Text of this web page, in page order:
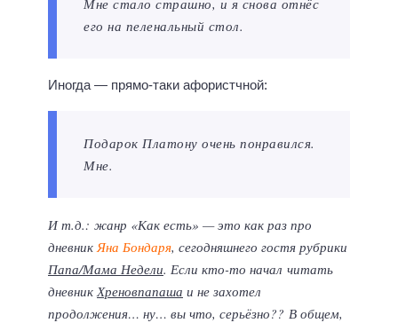
Мне стало страшно, и я снова отнёс
его на пеленальный стол.
Иногда — прямо-таки афористчной:
Подарок Платону очень понравился.
Мне.
И т.д.: жанр «Как есть» — это как раз про
дневник Яна Бондаря, сегодняшнего гостя рубрики
Папа/Мама Недели. Если кто-то начал читать
дневник Хреновпапаша и не захотел
продолжения… ну… вы что, серьёзно?? В общем,